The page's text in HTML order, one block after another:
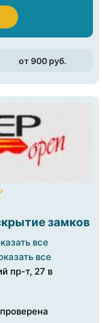
от 900 pуб.
замков
все
все
пр-т, 27 в